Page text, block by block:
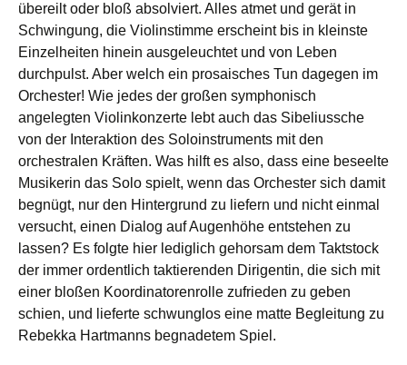
übereilt oder bloß absolviert. Alles atmet und gerät in
Schwingung, die Violinstimme erscheint bis in kleinste
Einzelheiten hinein ausgeleuchtet und von Leben
durchpulst. Aber welch ein prosaisches Tun dagegen im
Orchester! Wie jedes der großen symphonisch
angelegten Violinkonzerte lebt auch das Sibeliussche
von der Interaktion des Soloinstruments mit den
orchestralen Kräften. Was hilft es also, dass eine beseelte
Musikerin das Solo spielt, wenn das Orchester sich damit
begnügt, nur den Hintergrund zu liefern und nicht einmal
versucht, einen Dialog auf Augenhöhe entstehen zu
lassen? Es folgte hier lediglich gehorsam dem Taktstock
der immer ordentlich taktierenden Dirigentin, die sich mit
einer bloßen Koordinatorenrolle zufrieden zu geben
schien, und lieferte schwunglos eine matte Begleitung zu
Rebekka Hartmanns begnadetem Spiel.